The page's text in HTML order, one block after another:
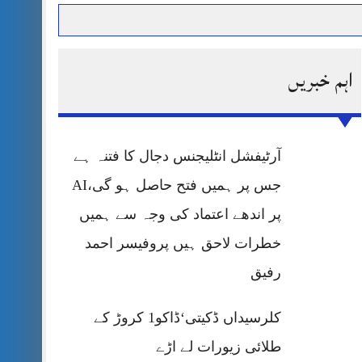
پر قربان
پریس کانفرنس
اہم خبریں
آرٹیفشل انٹلیجنس دجال کا فتنہ ہے
جس پر ہمیں فتح حاصل ہو گی،AI
پر اندھے اعتماد کی وجہ سے ہمیں
خطرات لاحق ہیں پروفیسر احمد
رفیق
کلرسیداں ڈکیتی‘ڈاکو1 کروڑ کے
طلائی زیورات لے اڑے